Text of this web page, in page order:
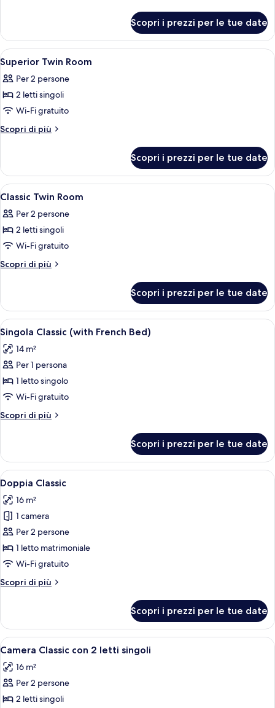
Double
Room
Scopri i prezzi per le tue date
Apri
tutte
le
foto
per
Superior
Una camera d'albergo con un letto
4
Superior Twin Room
Per 2 persone
2 letti singoli
Wi-Fi gratuito
Scopri di più
Altri
Twin
Room
Scopri i prezzi per le tue date
Apri
tutte
le
foto
per
Classic
Una camera d'albergo con un letto
4
Classic Twin Room
Per 2 persone
2 letti singoli
Wi-Fi gratuito
Scopri di più
Altri
Twin
Room
Scopri i prezzi per le tue date
Apri
tutte
le
foto
per
Singola
Classic
(with
Bed)
Una camera d'albergo con un letto,
9
Singola Classic (with French Bed)
14 m²
Per 1 persona
1 letto singolo
Wi-Fi gratuito
Scopri di più
Altri
Classic
(with
French
Bed)
Scopri i prezzi per le tue date
Apri
tutte
le
foto
per
Doppia
Classic
Una camera d'albergo con un letto
5
Doppia Classic
16 m²
1 camera
Per 2 persone
1 letto matrimoniale
Wi-Fi gratuito
Scopri di più
Altri
Classic
Scopri i prezzi per le tue date
Apri
tutte
le
foto
per
Una camera d'hotel con un letto,
4
Camera Classic con 2 letti singoli
16 m²
Per 2 persone
2 letti singoli